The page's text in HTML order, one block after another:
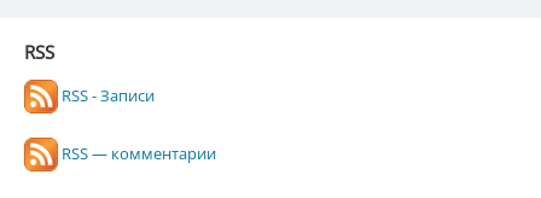
RSS
RSS - Записи
RSS — комментарии